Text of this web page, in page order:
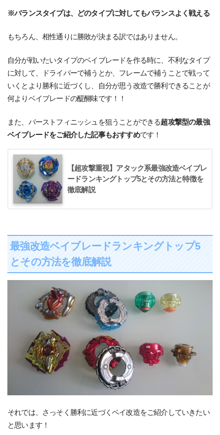
※バランスタイプは、どのタイプに対してもバランスよく戦える
もちろん、相性通りに勝敗が決まる訳ではありません。
自分が戦いたいタイプのベイブレードを作る時に、不利なタイプ
に対して、ドライバーで補うとか、フレームで補うことで戦って
いくとより勝利に近づくし、自分が思う改造で勝利できることが
何よりベイブレードの醍醐味です！！
また、バーストフィニッシュを狙うことができる超攻撃型の最強
ベイブレードをご紹介した記事もおすすめです！
【超攻撃重視】アタック系最強改造ベイブレ
ードランキングトップ5とその方法と特徴を
徹底解説
最強改造ベイブレードランキングトップ5
とその方法を徹底解説
それでは、さっそく勝利に近づくベイ改造をご紹介していきたい
と思います！